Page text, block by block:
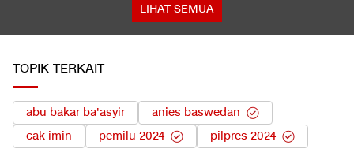
LIHAT SEMUA
TOPIK TERKAIT
abu bakar ba'asyir
anies baswedan
cak imin
pemilu 2024 pilpres 2024